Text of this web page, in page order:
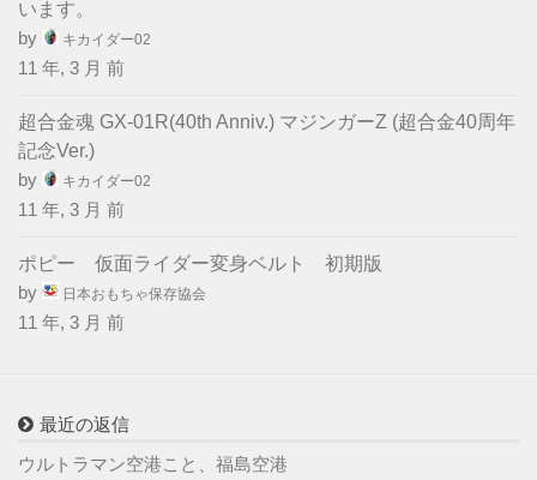
います。
by
キカイダー02
11 年, 3 月 前
超合金魂 GX-01R(40th Anniv.) マジンガーZ (超合金40周年
記念Ver.)
by
キカイダー02
11 年, 3 月 前
ポピー 仮面ライダー変身ベルト 初期版
by
日本おもちゃ保存協会
11 年, 3 月 前
最近の返信
ウルトラマン空港こと、福島空港